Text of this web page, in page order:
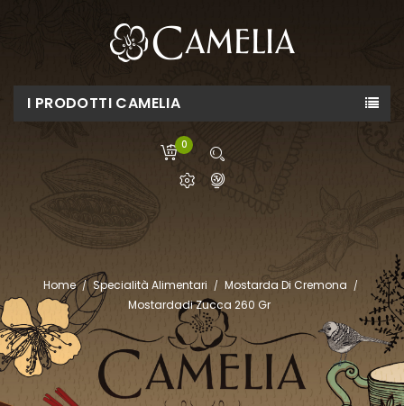
I PRODOTTI CAMELIA
0
Home Specialità Alimentari
Mostarda Di Cremona
Mostardadi Zucca 260 Gr